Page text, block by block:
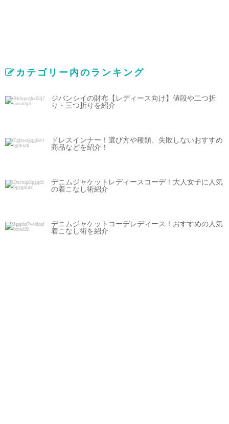
カテゴリー内のランキング
ジバンシイの財布【レディース向け】値段や二つ折
り・三つ折りを紹介
ドレスインナー！選び方や種類、失敗しないおすすめ
商品などを紹介！
デニムジャケットレディースコーデ！大人女子に人気
の着こなし術紹介
デニムジャケットコーデレディース！おすすめの人気
着こなし術を紹介